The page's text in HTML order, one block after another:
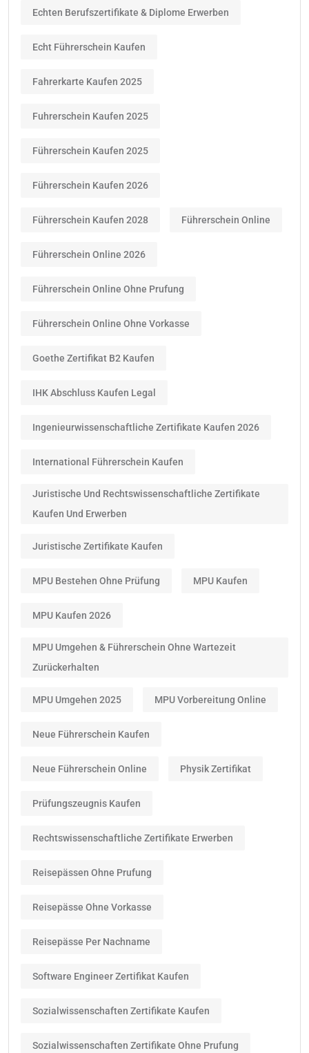
Echten Berufszertifikate & Diplome Erwerben
Echt Führerschein Kaufen
Fahrerkarte Kaufen 2025
Fuhrerschein Kaufen 2025
Führerschein Kaufen 2025
Führerschein Kaufen 2026
Führerschein Kaufen 2028 Führerschein Online
Führerschein Online 2026
Führerschein Online Ohne Prufung
Führerschein Online Ohne Vorkasse
Goethe Zertifikat B2 Kaufen
IHK Abschluss Kaufen Legal
Ingenieurwissenschaftliche Zertifikate Kaufen 2026
International Führerschein Kaufen
Juristische Und Rechtswissenschaftliche Zertifikate
Kaufen Und Erwerben
Juristische Zertifikate Kaufen
MPU Bestehen Ohne Prüfung MPU Kaufen
MPU Kaufen 2026
MPU Umgehen & Führerschein Ohne Wartezeit
Zurückerhalten
MPU Umgehen 2025 MPU Vorbereitung Online
Neue Führerschein Kaufen
Neue Führerschein Online Physik Zertifikat
Prüfungszeugnis Kaufen
Rechtswissenschaftliche Zertifikate Erwerben
Reisepässen Ohne Prufung
Reisepässe Ohne Vorkasse
Reisepässe Per Nachname
Software Engineer Zertifikat Kaufen
Sozialwissenschaften Zertifikate Kaufen
Sozialwissenschaften Zertifikate Ohne Prufung